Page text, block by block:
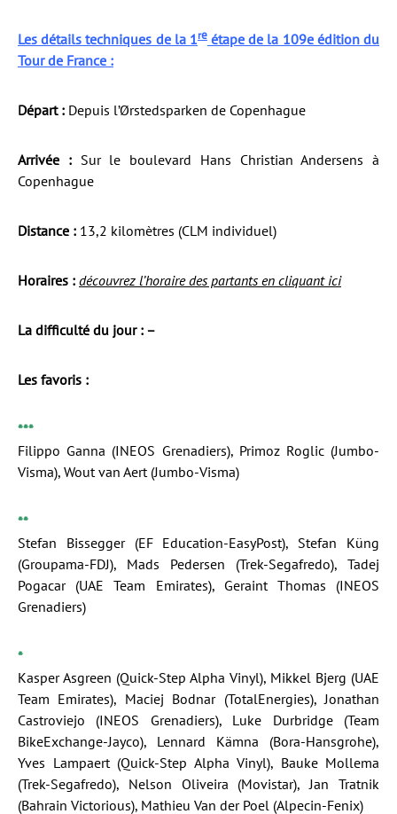
Les détails techniques de la 1reétape de la 109e édition du
Tour de France :
Départ : Depuis l’Ørstedsparken de Copenhague
Arrivée :Sur le boulevard Hans Christian Andersens à
Copenhague
Distance : 13,2 kilomètres (CLM individuel)
Horaires : découvrez l’horaire des partants en cliquant ici
La difficulté du jour : –
Les favoris :
***
Filippo Ganna (INEOS Grenadiers), Primoz Roglic (Jumbo-
Visma), Wout van Aert (Jumbo-Visma)
**
Stefan Bissegger (EF Education-EasyPost), Stefan Küng
(Groupama-FDJ), Mads Pedersen (Trek-Segafredo), Tadej
Pogacar (UAE Team Emirates), Geraint Thomas (INEOS
Grenadiers)
*
Kasper Asgreen (Quick-Step Alpha Vinyl), Mikkel Bjerg (UAE
Team Emirates), Maciej Bodnar (TotalEnergies), Jonathan
Castroviejo (INEOS Grenadiers), Luke Durbridge (Team
BikeExchange-Jayco), Lennard Kämna (Bora-Hansgrohe),
Yves Lampaert (Quick-Step Alpha Vinyl), Bauke Mollema
(Trek-Segafredo), Nelson Oliveira (Movistar), Jan Tratnik
(Bahrain Victorious), Mathieu Van der Poel (Alpecin-Fenix)